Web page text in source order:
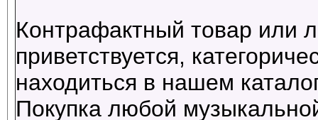
Контрафактный товар или
приветствуется,
находиться в нашем
Покупка любой